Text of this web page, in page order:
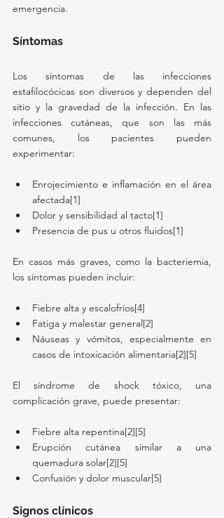
emergencia.
Síntomas
Los síntomas de las infecciones
estafilocócicas son diversos y dependen del
sitio y la gravedad de la infección. En las
infecciones cutáneas, que son las más
comunes, los pacientes pueden
experimentar:
Enrojecimiento e inflamación en el área
afectada[1]
Dolor y sensibilidad al tacto[1]
Presencia de pus u otros fluidos[1]
En casos más graves, como la bacteriemia,
los síntomas pueden incluir:
Fiebre alta y escalofríos[4]
Fatiga y malestar general[2]
Náuseas y vómitos, especialmente en
casos de intoxicación alimentaria[2][5]
El síndrome de shock tóxico, una
complicación grave, puede presentar:
Fiebre alta repentina[2][5]
Erupción cutánea similar a una
quemadura solar[2][5]
Confusión y dolor muscular[5]
Signos clínicos